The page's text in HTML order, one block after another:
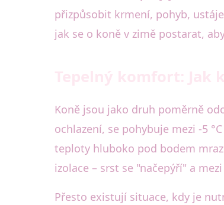
přizpůsobit krmení, pohyb,
jak se o koně v zimě postarat,
Koně jsou jako druh poměrně
ochlazení, se pohybuje mezi -5
teploty hluboko pod bodem
izolace – srst se "načepýří" a
Přesto existují situace, kdy je